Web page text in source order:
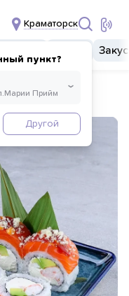
Краматорск
пункт?
Другой